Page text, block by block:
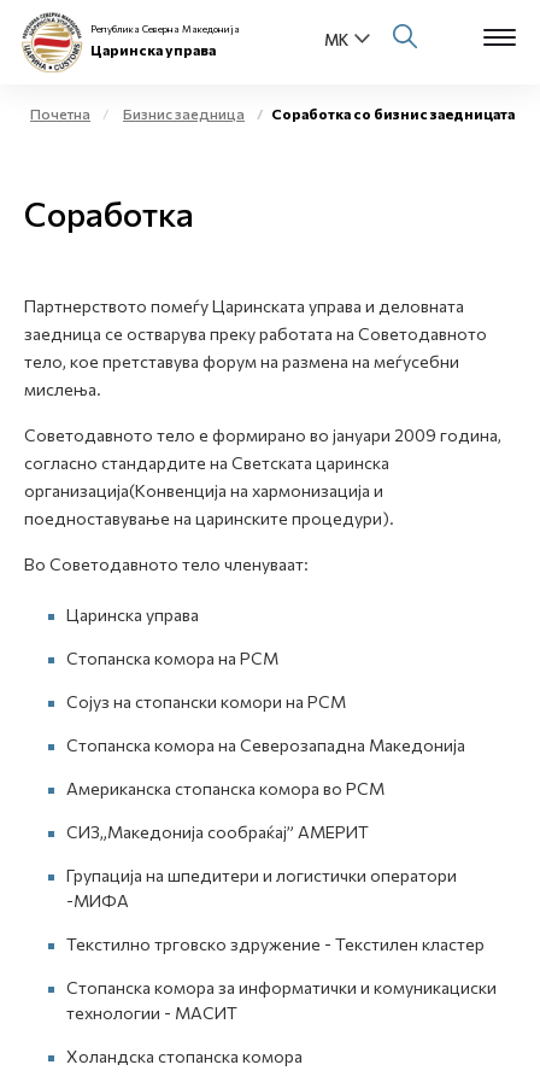
Физички лица
Бизнис заедница
Open
Е-Царина
Република Северна Македонија
Царинска управа
Почетна Бизнис заедница Соработка со бизнис заедницата
Соработка
Партнерството помеѓу Царинската управа и деловната
заедница се остварува преку работата на Советодавното
тело, кое претставува форум на размена на меѓусебни
мислења.
Советодавното тело е формирано во јануари 2009 година,
согласно стандардите на Светската царинска
организација(Конвенција на хармонизација и
поедноставување на царинските процедури).
Во Советодавното тело членуваат:
Царинска управa
Стопанска комора на РСМ
Сојуз на стопански комори на РСМ
Стопанска комора на Северозападна Македонија
Американска стопанска комора во РСМ
СИЗ„Македонија сообраќај” АМЕРИТ
Групација на шпедитери и логистички оператори
-МИФА
Текстилно трговско здружение - Текстилен кластер
Стопанска комора за информатички и комуникациски
технологии - МАСИТ
Холандска стопанска комора